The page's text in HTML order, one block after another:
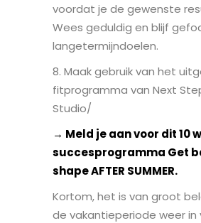
voordat je de gewenste
Wees geduldig en blijf
langetermijndoelen.
8. Maak gebruik van het
fitprogramma van Next
Studio/
→ Meld je aan voor dit 10
succesprogramma Get
shape AFTER SUMMER.
Kortom, het is van groot
de vakantieperiode weer in